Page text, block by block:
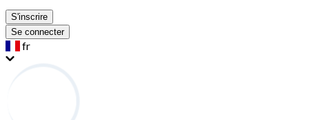
S'inscrire
Se connecter
fr